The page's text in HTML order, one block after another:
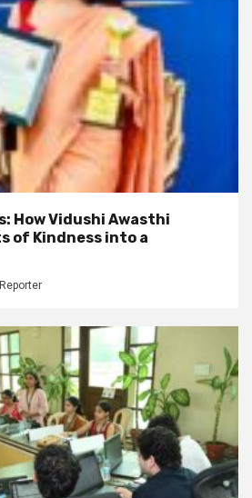
How Vidushi Awasthi
of Kindness into a